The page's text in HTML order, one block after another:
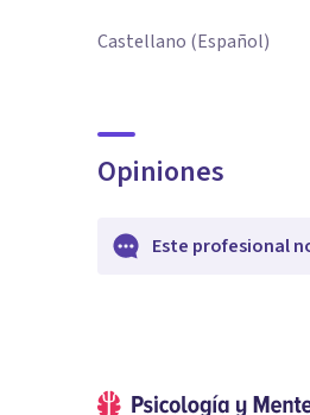
Castellano (Español)
Opiniones
Este profesional